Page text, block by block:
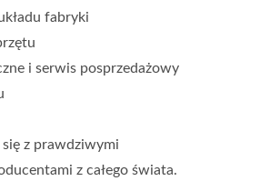
fabryki
i serwis posprzedażowy
się z prawdziwymi
z całego świata.